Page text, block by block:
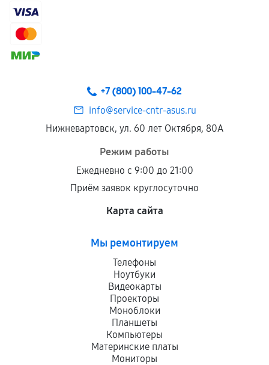
сохраняться полностью или частично, если
соблюдены следующие условия:
центром.
При этом гарантия на сами комплектующие
продавца. За качество сторонних деталей
сервисный центр ответственности не несет.
+7 (800) 100-47-62
info@service-cntr-asus.ru
Нижневартовск, ул. 60 лет Октября, 80А
Режим работы
Ежедневно с 9:00 до 21:00
Приём заявок круглосуточно
Карта сайта
Мы ремонтируем
Телефоны
Ноутбуки
Видеокарты
Проекторы
Моноблоки
Планшеты
Компьютеры
Материнские платы
Мониторы